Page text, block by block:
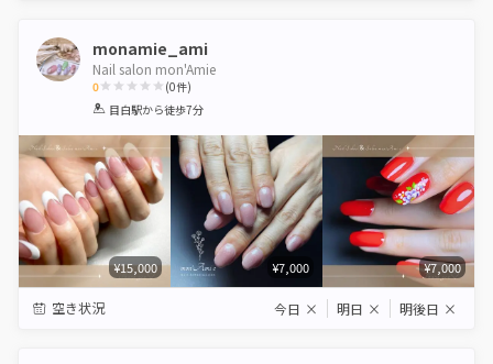
monamie_ami
Nail salon mon'Amie
0
1 2 3 4 5
(0件)
目白駅から徒歩7分
¥15,000 ¥7,000 ¥7,000
空き状況 今日 × 明日 × 明後日 ×